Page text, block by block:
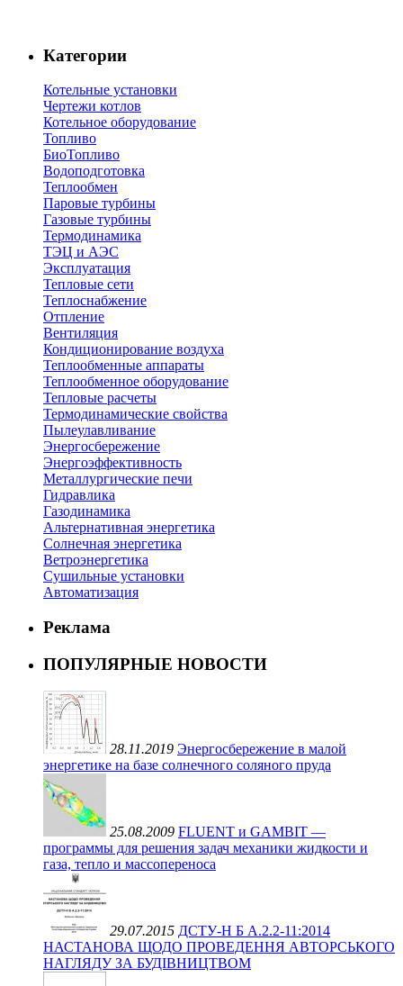
Категории
Котельные установки
Чертежи котлов
Котельное оборудование
Топливо
БиоТопливо
Водоподготовка
Теплообмен
Паровые турбины
Газовые турбины
Термодинамика
ТЭЦ и АЭС
Эксплуатация
Тепловые сети
Теплоснабжение
Отпление
Вентиляция
Кондиционирование воздуха
Теплообменные аппараты
Теплообменное оборудование
Тепловые расчеты
Термодинамические свойства
Пылеулавливание
Энергосбережение
Энергоэффективность
Металлургические печи
Гидравлика
Газодинамика
Альтернативная энергетика
Солнечная энергетика
Ветроэнергетика
Сушильные установки
Автоматизация
Реклама
ПОПУЛЯРНЫЕ НОВОСТИ
28.11.2019 Энергосбережение в малой
энергетике на базе солнечного соляного пруда
25.08.2009 FLUENT и GAMBIT —
программы для решения задач механики жидкости и
газа, тепло и массопереноса
29.07.2015 ДСТУ-Н Б А.2.2-11:2014
НАСТАНОВА ЩОДО ПРОВЕДЕННЯ АВТОРСЬКОГО
НАГЛЯДУ ЗА БУДІВНИЦТВОМ